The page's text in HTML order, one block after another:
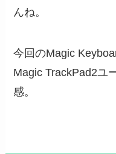
んね。
今回のMagic
Magic TrackPad2ユ
感。